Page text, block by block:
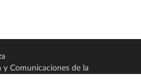
Comunicaciones de la